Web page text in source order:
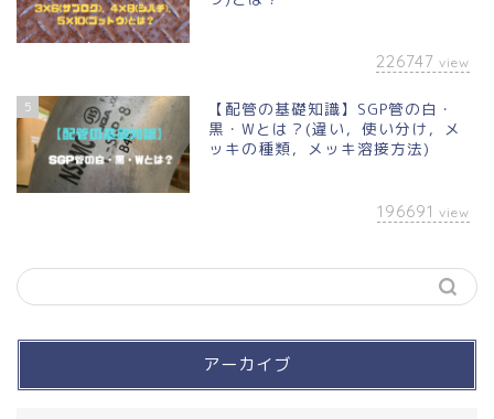
226747 view
5
【配管の基礎知識】SGP管の白・
黒・Wとは？(違い，使い分け，メ
ッキの種類，メッキ溶接方法)
196691 view
アーカイブ